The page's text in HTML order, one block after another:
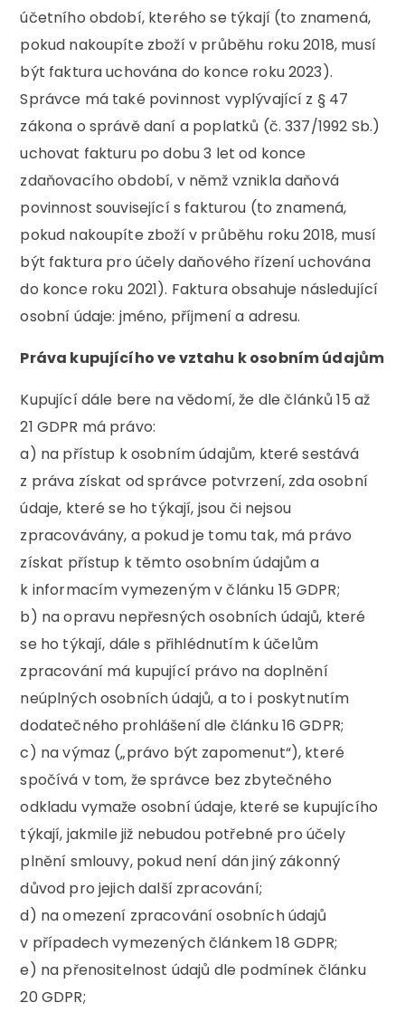
účetního období, kterého se týkají (to znamená,
pokud nakoupíte zboží v průběhu roku 2018, musí
být faktura uchována do konce roku 2023).
Správce má také povinnost vyplývající z § 47
zákona o správě daní a poplatků (č. 337/1992 Sb.)
uchovat fakturu po dobu 3 let od konce
zdaňovacího období, v němž vznikla daňová
povinnost související s fakturou (to znamená,
pokud nakoupíte zboží v průběhu roku 2018, musí
být faktura pro účely daňového řízení uchována
do konce roku 2021). Faktura obsahuje následující
osobní údaje: jméno, příjmení a adresu.
Práva kupujícího ve vztahu k osobním údajům
Kupující dále bere na vědomí, že dle článků 15 až
21 GDPR má právo:
a) na přístup k osobním údajům, které sestává
z práva získat od správce potvrzení, zda osobní
údaje, které se ho týkají, jsou či nejsou
zpracovávány, a pokud je tomu tak, má právo
získat přístup k těmto osobním údajům a
k informacím vymezeným v článku 15 GDPR;
b) na opravu nepřesných osobních údajů, které
se ho týkají, dále s přihlédnutím k účelům
zpracování má kupující právo na doplnění
neúplných osobních údajů, a to i poskytnutím
dodatečného prohlášení dle článku 16 GDPR;
c) na výmaz („právo být zapomenut“), které
spočívá v tom, že správce bez zbytečného
odkladu vymaže osobní údaje, které se kupujícího
týkají, jakmile již nebudou potřebné pro účely
plnění smlouvy, pokud není dán jiný zákonný
důvod pro jejich další zpracování;
d) na omezení zpracování osobních údajů
v případech vymezených článkem 18 GDPR;
e) na přenositelnost údajů dle podmínek článku
20 GDPR;